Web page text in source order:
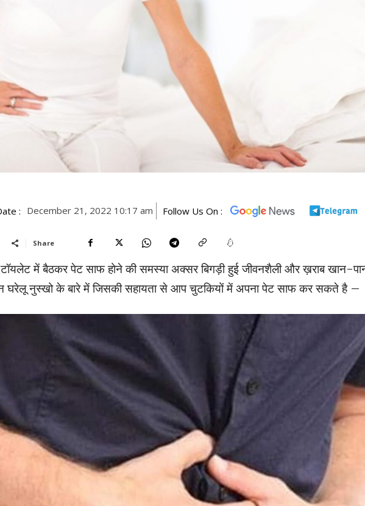
: December 21, 2022 10:17 am Follow Us On :
Share
में बैठकर पेट साफ होने की समस्या अक्सर बिगड़ी हुई जीवनशैली और ख़राब खान-
घरेलू नुस्खो के बारे में जिसकी सहायता से आप चुटकियों में अपना पेट साफ कर सकते है –